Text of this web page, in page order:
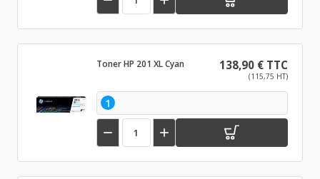
Toner HP 201 XL Cyan 138,90 € TTC
(115,75 HT)
1
 